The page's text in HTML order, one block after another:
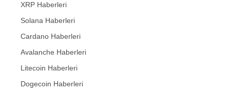
XRP Haberleri
Solana Haberleri
Cardano Haberleri
Avalanche Haberleri
Litecoin Haberleri
Dogecoin Haberleri